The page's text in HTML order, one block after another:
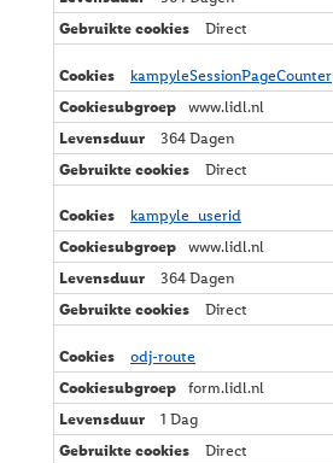
Direct
kampyleSessionPageCounter
www.lidl.nl
364 Dagen
Direct
kampyle_userid
www.lidl.nl
364 Dagen
Direct
odj-route
form.lidl.nl
1 Dag
Direct